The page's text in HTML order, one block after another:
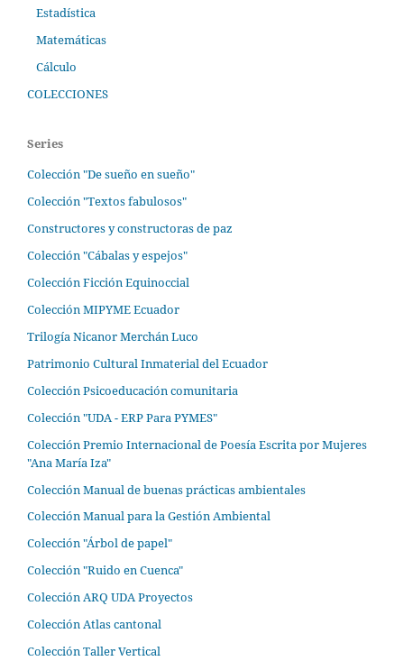
Estadística
Matemáticas
Cálculo
COLECCIONES
Series
Colección "De sueño en sueño"
Colección "Textos fabulosos"
Constructores y constructoras de paz
Colección "Cábalas y espejos"
Colección Ficción Equinoccial
Colección MIPYME Ecuador
Trilogía Nicanor Merchán Luco
Patrimonio Cultural Inmaterial del Ecuador
Colección Psicoeducación comunitaria
Colección "UDA - ERP Para PYMES"
Colección Premio Internacional de Poesía Escrita por Mujeres
"Ana María Iza"
Colección Manual de buenas prácticas ambientales
Colección Manual para la Gestión Ambiental
Colección "Árbol de papel"
Colección "Ruido en Cuenca"
Colección ARQ UDA Proyectos
Colección Atlas cantonal
Colección Taller Vertical